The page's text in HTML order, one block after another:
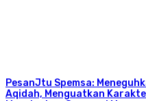
PesanJtu Spemsa:
Aqidah, Menguatkan